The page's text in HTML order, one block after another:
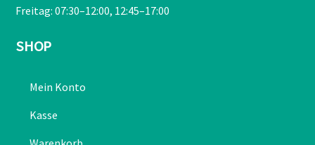
Freitag: 07:30–12:00, 12:45–17:00
SHOP
Mein Konto
Kasse